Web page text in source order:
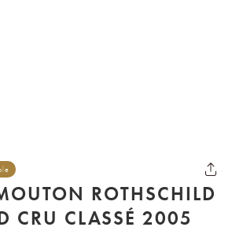
ROTHSCHILD
CRU CLASSÉ 2005